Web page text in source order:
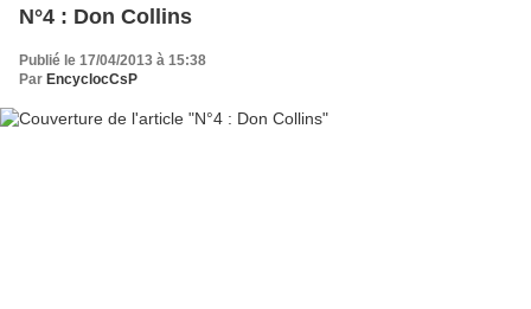
N°4 : Don Collins
Publié le 17/04/2013 à 15:38
Par EncyclocCsP